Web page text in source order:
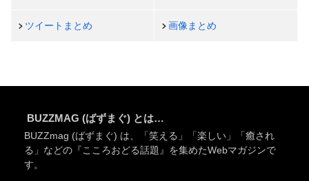
ツイートまとめ 画像まとめ
BUZZMAG (ばずまぐ) とは…
BUZZmag (ばずまぐ) は、「笑える」「楽しい」「癒され
る」などの『こころおどる話題』を集めたWebマガジンで
す。